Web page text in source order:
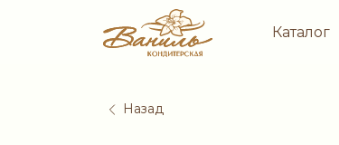
Каталог
Назад